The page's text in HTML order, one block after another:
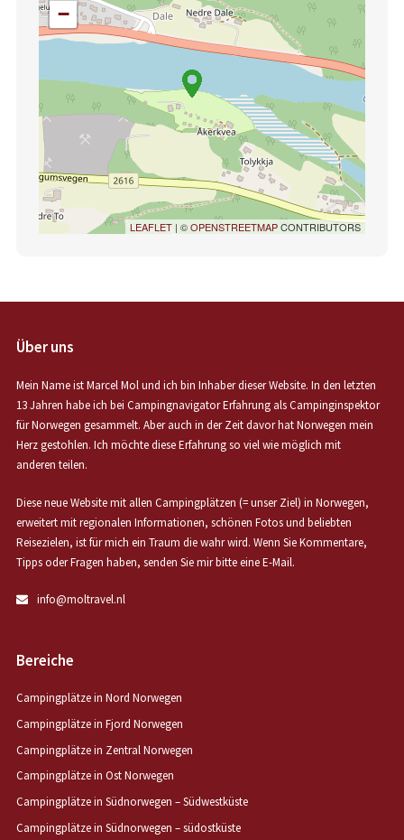
−
LEAFLET | ©OPENSTREETMAPCONTRIBUTORS
Über uns
Mein Name ist Marcel Mol und ich bin Inhaber dieser Website. In den letzten
13 Jahren habe ich bei Campingnavigator Erfahrung als Campinginspektor
für Norwegen gesammelt. Aber auch in der Zeit davor hat Norwegen mein
Herz gestohlen. Ich möchte diese Erfahrung so viel wie möglich mit
anderen teilen.
Diese neue Website mit allen Campingplätzen (= unser Ziel) in Norwegen,
erweitert mit regionalen Informationen, schönen Fotos und beliebten
Reisezielen, ist für mich ein Traum die wahr wird. Wenn Sie Kommentare,
Tipps oder Fragen haben, senden Sie mir bitte eine E-Mail.
info@moltravel.nl
Bereiche
Campingplätze in Nord Norwegen
Campingplätze in Fjord Norwegen
Campingplätze in Zentral Norwegen
Campingplätze in Ost Norwegen
Campingplätze in Südnorwegen – Südwestküste
Campingplätze in Südnorwegen – südostküste